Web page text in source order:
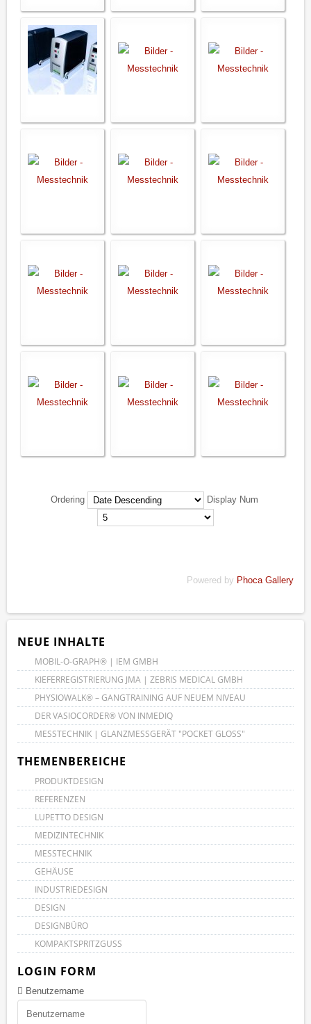
Ordering Display Num
Powered by Phoca Gallery
NEUE INHALTE
MOBIL-O-GRAPH® | IEM GMBH
KIEFERREGISTRIERUNG JMA | ZEBRIS MEDICAL GMBH
PHYSIOWALK® – GANGTRAINING AUF NEUEM NIVEAU
DER VASIOCORDER® VON INMEDIQ
MESSTECHNIK | GLANZMESSGERÄT "POCKET GLOSS"
THEMENBEREICHE
PRODUKTDESIGN
REFERENZEN
LUPETTO DESIGN
MEDIZINTECHNIK
MESSTECHNIK
GEHÄUSE
INDUSTRIEDESIGN
DESIGN
DESIGNBÜRO
KOMPAKTSPRITZGUSS
LOGIN FORM
Benutzername